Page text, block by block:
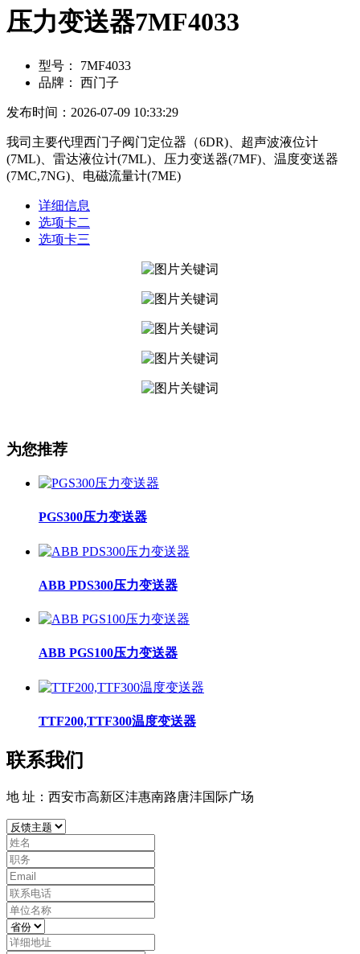
压力变送器7MF4033
型号：
7MF4033
品牌：
西门子
发布时间：2026-07-09 10:33:29
我司主要代理西门子阀门定位器（6DR)、超声波液位计
(7ML)、雷达液位计(7ML)、压力变送器(7MF)、温度变送器
(7MC,7NG)、电磁流量计(7ME)
详细信息
选项卡二
选项卡三
为您推荐
PGS300压力变送器
ABB PDS300压力变送器
ABB PGS100压力变送器
TTF200,TTF300温度变送器
联系我们
地 址：西安市高新区沣惠南路唐沣国际广场